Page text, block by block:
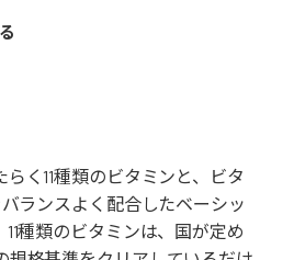
く11種類のビタミンと、ビタ
ランスよく配合したベーシッ
種類のビタミンは、国が定め